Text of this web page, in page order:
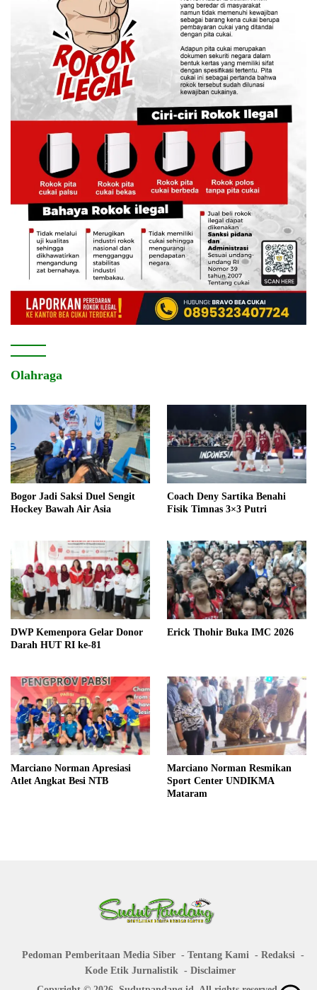
Olahraga
Bogor Jadi Saksi Duel Sengit
Hockey Bawah Air Asia
Coach Deny Sartika Benahi
Fisik Timnas 3×3 Putri
DWP Kemenpora Gelar Donor
Darah HUT RI ke-81
Erick Thohir Buka IMC 2026
Marciano Norman Apresiasi
Atlet Angkat Besi NTB
Marciano Norman Resmikan
Sport Center UNDIKMA
Mataram
Pedoman Pemberitaan Media Siber Tentang Kami
Redaksi
Kode Etik Jurnalistik
Disclaimer